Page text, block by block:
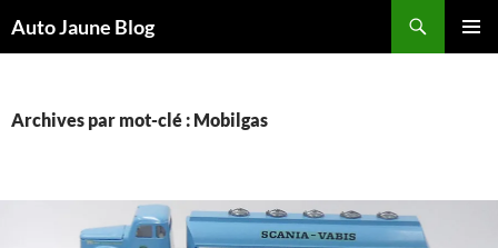
Auto Jaune Blog
Archives par mot-clé : Mobilgas